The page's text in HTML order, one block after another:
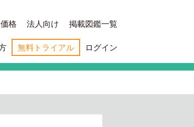
価格 法人向け 掲載図鑑一覧
無料トライアル ログイン